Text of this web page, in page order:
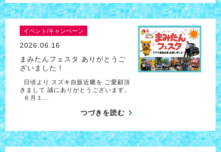
イベント/キャンペーン
2026.06.16
まみたんフェスタ ありがとうご
ざいました！
日頃より スズキ自販近畿を ご愛顧頂
きまして 誠にありがとうございます。
６月１…
つづきを読む